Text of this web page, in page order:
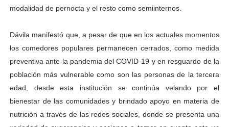
modalidad de pernocta y el resto como semiinternos.
Dávila manifestó que, a pesar de que en los actuales momentos
los comedores populares permanecen cerrados, como medida
preventiva ante la pandemia del COVID-19 y en resguardo de la
población más vulnerable como son las personas de la tercera
edad, desde esta institución se continúa velando por el
bienestar de las comunidades y brindado apoyo en materia de
nutrición a través de las redes sociales, donde se presenta una